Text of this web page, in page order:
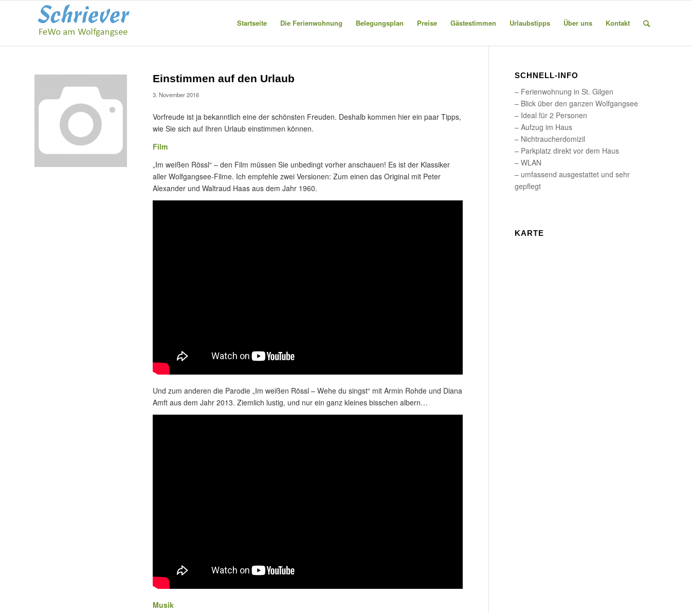
Startseite Die Ferienwohnung Belegungsplan Preise Gästestimmen Urlaubstipps Über uns Kontakt
Einstimmen auf den Urlaub
3. November 2016
Vorfreude ist ja bekanntlich eine der schönsten Freuden. Deshalb kommen hier ein paar Tipps,
wie Sie sich auf Ihren Urlaub einstimmen können.
Film
„Im weißen Rössl“ – den Film müssen Sie unbedingt vorher anschauen! Es ist der Klassiker
aller Wolfgangsee-Filme. Ich empfehle zwei Versionen: Zum einen das Original mit Peter
Alexander und Waltraud Haas aus dem Jahr 1960.
Und zum anderen die Parodie „Im weißen Rössl – Wehe du singst“ mit Armin Rohde und Diana
Amft aus dem Jahr 2013. Ziemlich lustig, und nur ein ganz kleines bisschen albern…
Musik
SCHNELL-INFO
– Ferienwohnung in St. Gilgen
– Blick über den ganzen Wolfgangsee
– Ideal für 2 Personen
– Aufzug im Haus
– Nichtraucherdomizil
– Parkplatz direkt vor dem Haus
– WLAN
– umfassend ausgestattet und sehr
gepflegt
KARTE